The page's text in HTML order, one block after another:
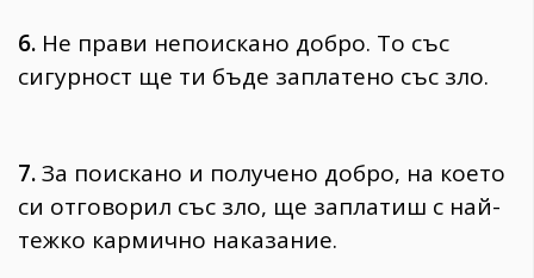
6. Не прави непоискано добро. То със
сигурност ще ти бъде заплатено със зло.
7.За поискано и получено добро, на което
си отговорил със зло, ще заплатиш с най-
тежко кармично наказание.